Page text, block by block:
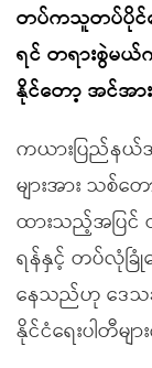
တပ်ကသူတပ်ပိုင်မ
ရင် တရားစွဲမ
နိုင်တော့ အင်အ
ကယားပြည်နယ်အ
များအား သစ်
ထားသည့်အပြင်
ရန်နှင့် တပ်လုံခြုံရ
နေသည်ဟု ဒေသခံ
နိုင်ငံရေးပါတီမျ